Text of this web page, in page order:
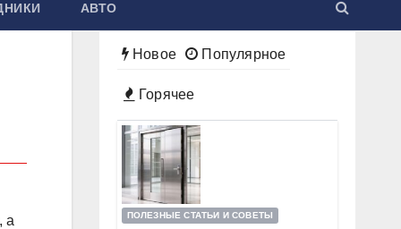
АВТО
а
Новое Популярное
Горячее
ПОЛЕЗНЫЕ СТАТЬИ И СОВЕТЫ